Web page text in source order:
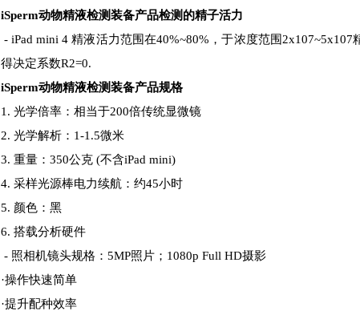
iSperm动物精液检测装备产品检测的精子活力
- iPad mini 4精液活力范围在40%~80%，于浓度范围2x107~5x107
得决定系数R2=0.
iSperm动物精液检测装备产品规格
1. 光学倍率：相当于200倍传统显微镜
2. 光学解析：1-1.5微米
3. 重量：350公克 (不含iPad mini)
4. 采样光源棒电力续航：约45小时
5. 颜色：黑
6. 搭载分析硬件
- 照相机镜头规格：5MP照片； 1080p Full HD摄影
·操作快速简单
·提升配种效率